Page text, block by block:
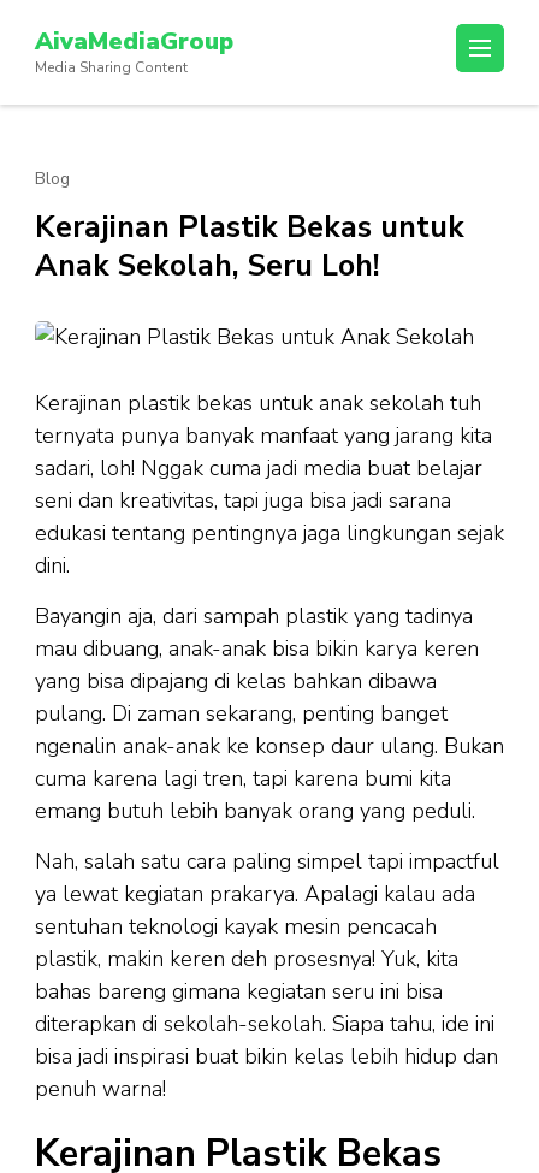
konten
(Tekan
AivaMediaGroup
Media Sharing Content
Blog
Kerajinan Plastik Bekas untuk
Anak Sekolah, Seru Loh!
Kerajinan plastik bekas untuk anak sekolah tuh
ternyata punya banyak manfaat yang jarang kita
sadari, loh! Nggak cuma jadi media buat belajar
seni dan kreativitas, tapi juga bisa jadi sarana
edukasi tentang pentingnya jaga lingkungan sejak
dini.
Bayangin aja, dari sampah plastik yang tadinya
mau dibuang, anak-anak bisa bikin karya keren
yang bisa dipajang di kelas bahkan dibawa
pulang. Di zaman sekarang, penting banget
ngenalin anak-anak ke konsep daur ulang. Bukan
cuma karena lagi tren, tapi karena bumi kita
emang butuh lebih banyak orang yang peduli.
Nah, salah satu cara paling simpel tapi impactful
ya lewat kegiatan prakarya. Apalagi kalau ada
sentuhan teknologi kayak mesin pencacah
plastik, makin keren deh prosesnya! Yuk, kita
bahas bareng gimana kegiatan seru ini bisa
diterapkan di sekolah-sekolah. Siapa tahu, ide ini
bisa jadi inspirasi buat bikin kelas lebih hidup dan
penuh warna!
Kerajinan Plastik Bekas